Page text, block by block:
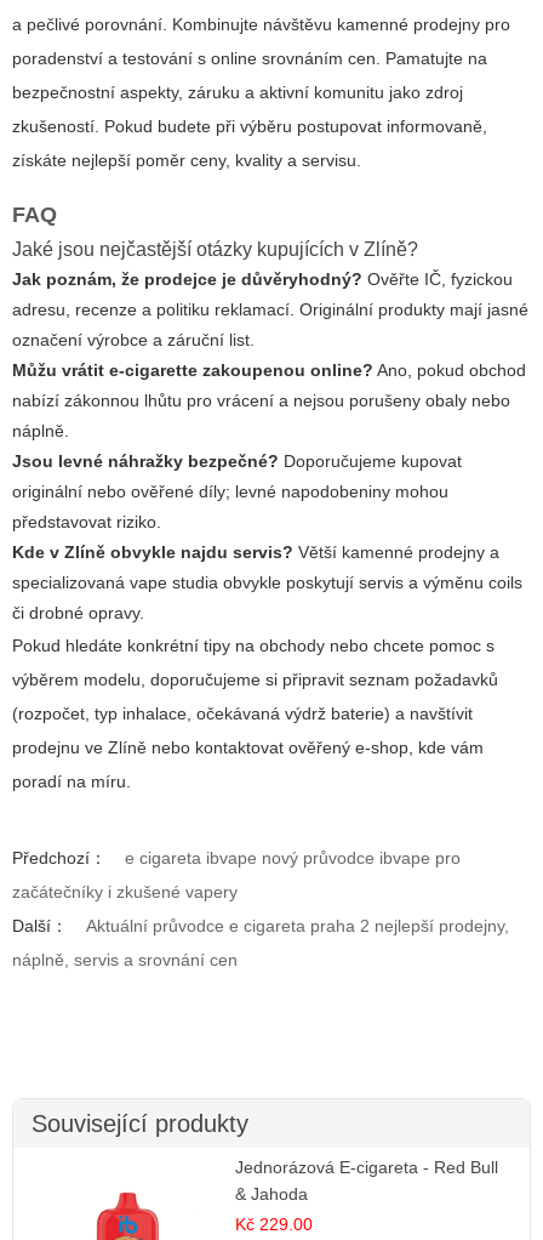
a pečlivé porovnání. Kombinujte návštěvu kamenné prodejny pro
poradenství a testování s online srovnáním cen. Pamatujte na
bezpečnostní aspekty, záruku a aktivní komunitu jako zdroj
zkušeností. Pokud budete při výběru postupovat informovaně,
získáte nejlepší poměr ceny, kvality a servisu.
FAQ
Jaké jsou nejčastější otázky kupujících v Zlíně?
Jak poznám, že prodejce je důvěryhodný? Ověřte IČ, fyzickou
adresu, recenze a politiku reklamací. Originální produkty mají jasné
označení výrobce a záruční list.
Můžu vrátit e-cigarette zakoupenou online? Ano, pokud obchod
nabízí zákonnou lhůtu pro vrácení a nejsou porušeny obaly nebo
náplně.
Jsou levné náhražky bezpečné? Doporučujeme kupovat
originální nebo ověřené díly; levné napodobeniny mohou
představovat riziko.
Kde v Zlíně obvykle najdu servis? Větší kamenné prodejny a
specializovaná vape studia obvykle poskytují servis a výměnu coils
či drobné opravy.
Pokud hledáte konkrétní tipy na obchody nebo chcete pomoc s
výběrem modelu, doporučujeme si připravit seznam požadavků
(rozpočet, typ inhalace, očekávaná výdrž baterie) a navštívit
prodejnu ve Zlíně nebo kontaktovat ověřený e-shop, kde vám
poradí na míru.
Předchozí：
e cigareta ibvape nový průvodce ibvape pro
začátečníky i zkušené vapery
Další：
Aktuální průvodce e cigareta praha 2 nejlepší prodejny,
náplně, servis a srovnání cen
Související produkty
Jednorázová E-cigareta - Red Bull
& Jahoda
Kč 229.00